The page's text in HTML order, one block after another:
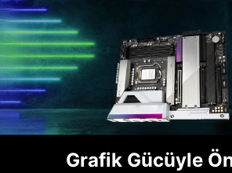
Grafik Gücüyle